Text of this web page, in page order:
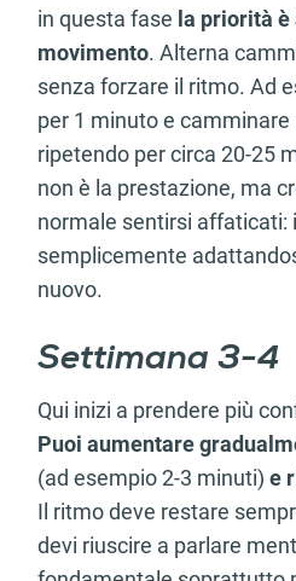
in questa fase la priorità è
movimento. Alterna
senza forzare il ritmo. Ad
per 1 minuto e camminare
ripetendo per circa 20-25
non è la prestazione, ma
normale sentirsi affaticati:
semplicemente
nuovo.
Settimana 3-4
Qui inizi a prendere più
Puoi aumentare
(ad esempio 2-3 minuti) e
Il ritmo deve restare
devi riuscire a parlare